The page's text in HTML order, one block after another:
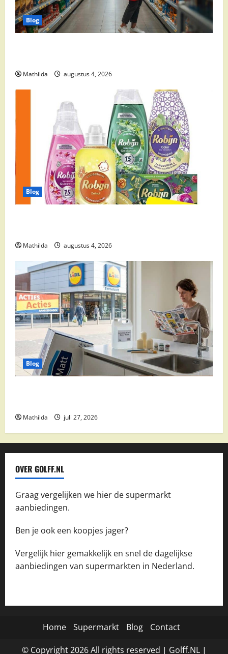
Blog
Mathilda augustus 4, 2026
Blog
Mathilda augustus 4, 2026
Blog
Mathilda juli 27, 2026
OVER GOLFF.NL
Graag vergelijken we hier de supermarkt
aanbiedingen.
Ben je ook een koopjes jager?
Vergelijk hier gemakkelijk en snel de dagelijkse
aanbiedingen van supermarkten in Nederland.
Home Supermarkt Blog Contact
© Copyright2026All rights reserved | Golff.NL|